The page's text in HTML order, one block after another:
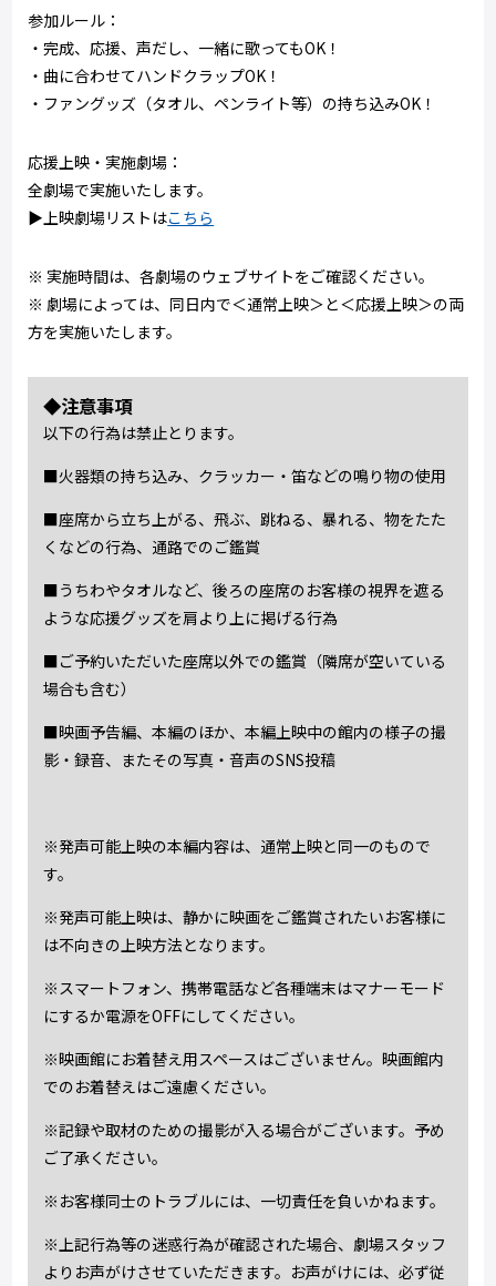
参加ルール：
・完成、応援、声だし、一緒に歌ってもOK！
・曲に合わせてハンドクラップOK！
・ファングッズ（タオル、ペンライト等）の持ち込みOK！
応援上映・実施劇場：
全劇場で実施いたします。
▶上映劇場リストはこちら
※ 実施時間は、各劇場のウェブサイトをご確認ください。
※ 劇場によっては、同日内で＜通常上映＞と＜応援上映＞の両
方を実施いたします。
◆注意事項
以下の行為は禁止とります。
■火器類の持ち込み、クラッカー・笛などの鳴り物の使用
■座席から立ち上がる、飛ぶ、跳ねる、暴れる、物をたた
くなどの行為、通路でのご鑑賞
■うちわやタオルなど、後ろの座席のお客様の視界を遮る
ような応援グッズを肩より上に掲げる行為
■ご予約いただいた座席以外での鑑賞（隣席が空いている
場合も含む）
■映画予告編、本編のほか、本編上映中の館内の様子の撮
影・録音、またその写真・音声のSNS投稿
※発声可能上映の本編内容は、通常上映と同一のもので
す。
※発声可能上映は、静かに映画をご鑑賞されたいお客様に
は不向きの上映方法となります。
※スマートフォン、携帯電話など各種端末はマナーモード
にするか電源をOFFにしてください。
※映画館にお着替え用スペースはございません。映画館内
でのお着替えはご遠慮ください。
※記録や取材のための撮影が入る場合がございます。予め
ご了承ください。
※お客様同士のトラブルには、一切責任を負いかねます。
※上記行為等の迷惑行為が確認された場合、劇場スタッフ
よりお声がけさせていただきます。お声がけには、必ず従